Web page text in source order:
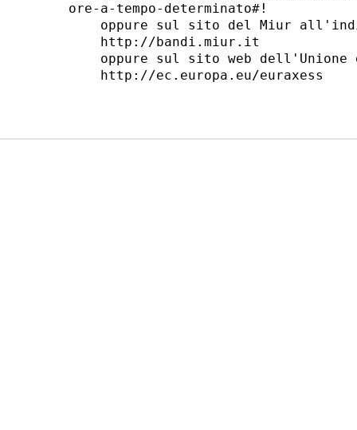
ore-a-tempo-determinato#!
oppure sul sito del Miur
    http://bandi.miur.it
oppure sul sito web
    http://ec.europa.eu/euraxess